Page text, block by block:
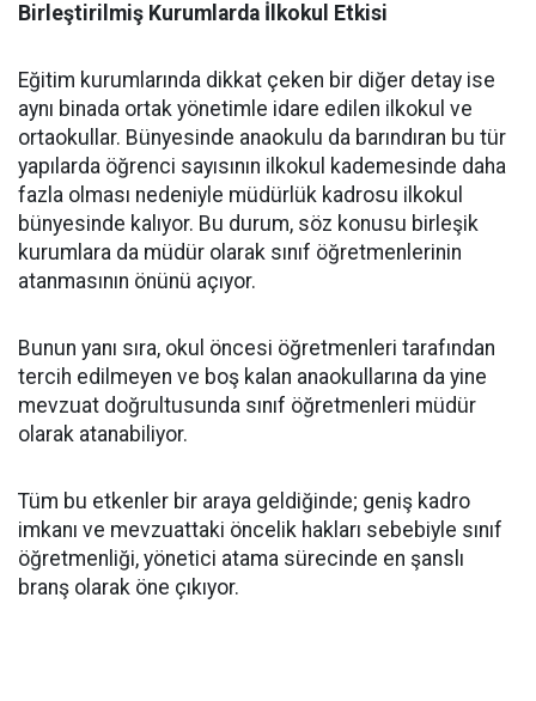
​Birleştirilmiş Kurumlarda İlkokul Etkisi
​Eğitim kurumlarında dikkat çeken bir diğer detay ise
aynı binada ortak yönetimle idare edilen ilkokul ve
ortaokullar. Bünyesinde anaokulu da barındıran bu tür
yapılarda öğrenci sayısının ilkokul kademesinde daha
fazla olması nedeniyle müdürlük kadrosu ilkokul
bünyesinde kalıyor. Bu durum, söz konusu birleşik
kurumlara da müdür olarak sınıf öğretmenlerinin
atanmasının önünü açıyor.
​Bunun yanı sıra, okul öncesi öğretmenleri tarafından
tercih edilmeyen ve boş kalan anaokullarına da yine
mevzuat doğrultusunda sınıf öğretmenleri müdür
olarak atanabiliyor.
​Tüm bu etkenler bir araya geldiğinde; geniş kadro
imkanı ve mevzuattaki öncelik hakları sebebiyle sınıf
öğretmenliği, yönetici atama sürecinde en şanslı
branş olarak öne çıkıyor.